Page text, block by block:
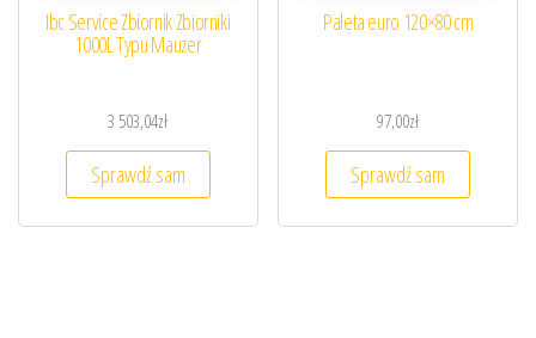
Ibc Service Zbiornik Zbiorniki
1000L Typu Mauzer
3 503,04zł
Sprawdź sam
Paleta euro 120×80 cm
97,00zł
Sprawdź sam